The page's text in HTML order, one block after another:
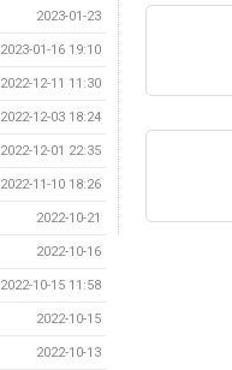
2023-01-23
2023-01-16 19:10
2022-12-11 11:30
2022-12-03 18:24
2022-12-01 22:35
2022-11-10 18:26
2022-10-21
2022-10-16
2022-10-15 11:58
2022-10-15
2022-10-13